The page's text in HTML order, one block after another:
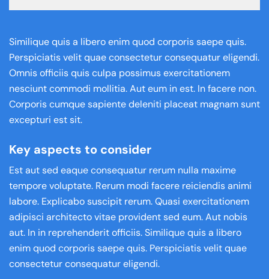
Similique quis a libero enim quod corporis saepe quis.
Perspiciatis velit quae consectetur consequatur eligendi.
Omnis officiis quis culpa possimus exercitationem
nesciunt commodi mollitia. Aut eum in est. In facere non.
Corporis cumque sapiente deleniti placeat magnam sunt
excepturi est sit.
Key aspects to consider
Est aut sed eaque consequatur rerum nulla maxime
tempore voluptate. Rerum modi facere reiciendis animi
labore. Explicabo suscipit rerum. Quasi exercitationem
adipisci architecto vitae provident sed eum. Aut nobis
aut. In in reprehenderit officiis. Similique quis a libero
enim quod corporis saepe quis. Perspiciatis velit quae
consectetur consequatur eligendi.